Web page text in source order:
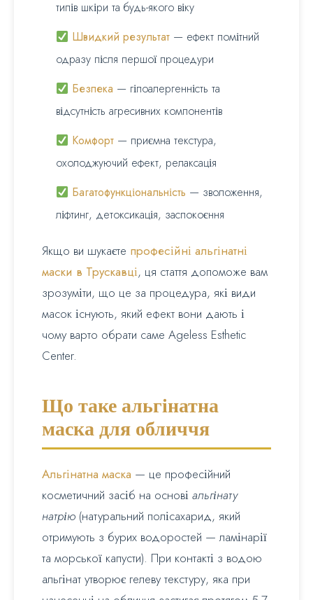
типів шкіри та будь-якого віку
Швидкий результат — ефект помітний
одразу після першої процедури
Безпека — гіпоалергенність та
відсутність агресивних компонентів
Комфорт — приємна текстура,
охолоджуючий ефект, релаксація
Багатофункціональність — зволоження,
ліфтинг, детоксикація, заспокоєння
Якщо ви шукаєте професійні альгінатні
маски в Трускавці, ця стаття допоможе вам
зрозуміти, що це за процедура, які види
масок існують, який ефект вони дають і
чому варто обрати саме Ageless Esthetic
Center.
Що таке альгінатна
маска для обличчя
Альгінатна маска — це професійний
косметичний засіб на основі альгінату
натрію (натуральний полісахарид, який
отримують з бурих водоростей — ламінарії
та морської капусти). При контакті з водою
альгінат утворює гелеву текстуру, яка при